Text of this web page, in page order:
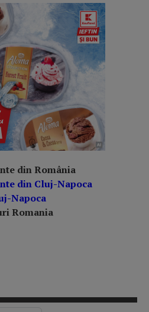
din România
din Cluj-Napoca
Napoca
Romania